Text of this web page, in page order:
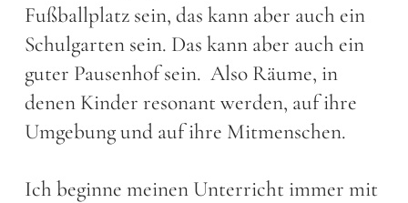
Fußballplatz sein, das kann aber auch ein
Schulgarten sein. Das kann aber auch ein
guter Pausenhof sein. Also Räume, in
denen Kinder resonant werden, auf ihre
Umgebung und auf ihre Mitmenschen.
Ich beginne meinen Unterricht immer mit